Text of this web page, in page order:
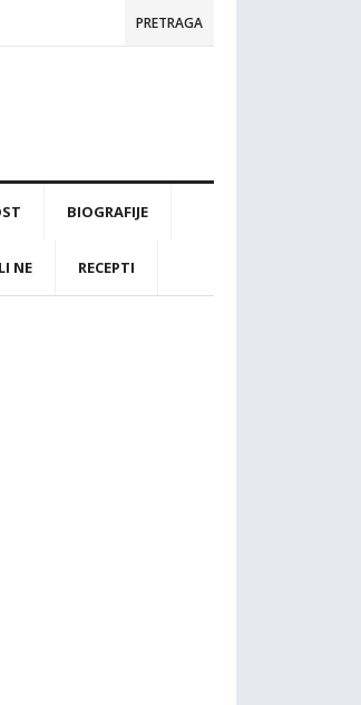
PRETRAGA
BIOGRAFIJE
NE RECEPTI